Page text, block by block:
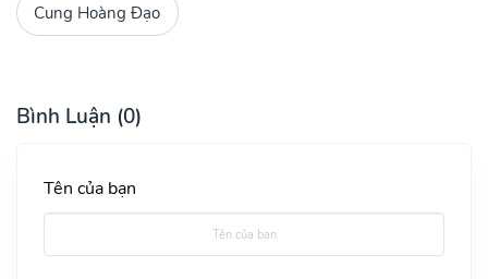
Cung Hoàng Đạo
Bình Luận (0)
Tên của bạn